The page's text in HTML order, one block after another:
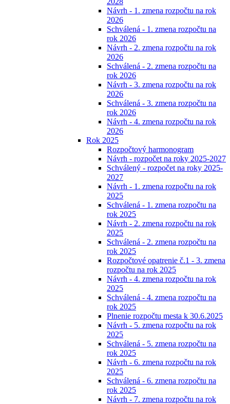
Návrh - 1. zmena rozpočtu na rok
2026
Schválená - 1. zmena rozpočtu na
rok 2026
Návrh - 2. zmena rozpočtu na rok
2026
Schválená - 2. zmena rozpočtu na
rok 2026
Návrh - 3. zmena rozpočtu na rok
2026
Schválená - 3. zmena rozpočtu na
rok 2026
Návrh - 4. zmena rozpočtu na rok
2026
Rok 2025
Rozpočtový harmonogram
Návrh - rozpočet na roky 2025-2027
Schválený - rozpočet na roky 2025-
2027
Návrh - 1. zmena rozpočtu na rok
2025
Schválená - 1. zmena rozpočtu na
rok 2025
Návrh - 2. zmena rozpočtu na rok
2025
Schválená - 2. zmena rozpočtu na
rok 2025
Rozpočtové opatrenie č.1 - 3. zmena
rozpočtu na rok 2025
Návrh - 4. zmena rozpočtu na rok
2025
Schválená - 4. zmena rozpočtu na
rok 2025
Plnenie rozpočtu mesta k 30.6.2025
Návrh - 5. zmena rozpočtu na rok
2025
Schválená - 5. zmena rozpočtu na
rok 2025
Návrh - 6. zmena rozpočtu na rok
2025
Schválená - 6. zmena rozpočtu na
rok 2025
Návrh - 7. zmena rozpočtu na rok